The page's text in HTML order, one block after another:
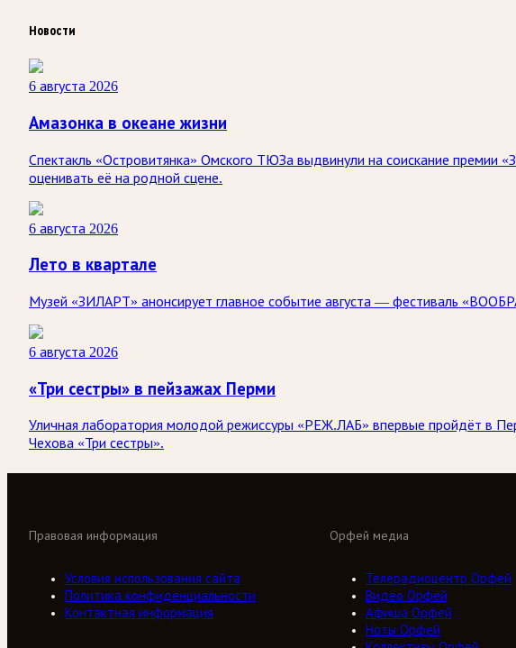
Новости
6 августа 2026
Амазонка в океане жизни
Спектакль «Островитянка» Омского ТЮЗа выдвинули на соискание
оценивать её на родной сцене.
6 августа 2026
Лето в квартале
Музей «ЗИЛАРТ» анонсирует главное событие августа — фестиваль
6 августа 2026
«Три сестры» в пейзажах Перми
Уличная лаборатория молодой режиссуры «РЕЖ.ЛАБ» впервые пройдёт в
Чехова «Три сестры».
Орфей медиа
Телерадиоцентр Орфей
Видео Орфей
Афиша Орфей
Ноты Орфей
Правовая информация
Условия использования сайта
Политика конфиденциальности
Контактная информация